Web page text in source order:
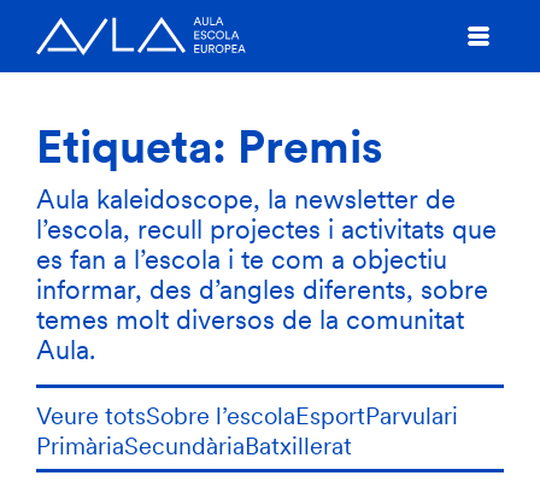
Etiqueta: Premis
Aula kaleidoscope, la newsletter de
l’escola, recull projectes i activitats que
es fan a l’escola i te com a objectiu
informar, des d’angles diferents, sobre
temes molt diversos de la comunitat
Aula.
Veure totsSobre l’escolaEsportParvulari
PrimàriaSecundàriaBatxillerat